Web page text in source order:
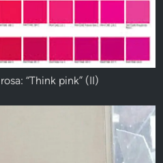
“Think pink” (II)